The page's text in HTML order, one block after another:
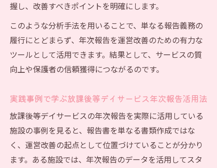
握し、改善すべきポイントを明確にします。
このような分析手法を用いることで、単なる報告義務の
履行にとどまらず、年次報告を運営改善のための有力な
ツールとして活用できます。結果として、サービスの質
向上や保護者の信頼獲得につながるのです。
実践事例で学ぶ放課後等デイサービス年次報告活用法
放課後等デイサービスの年次報告を実際に活用している
施設の事例を見ると、報告書を単なる書類作成ではな
く、運営改善の起点として位置づけていることが分かり
ます。ある施設では、年次報告のデータを活用してスタ